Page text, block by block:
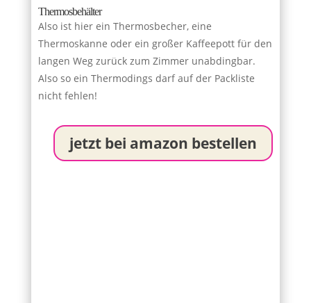
Thermosbehälter
Also ist hier ein Thermosbecher, eine
Thermoskanne oder ein großer Kaffeepott für den
langen Weg zurück zum Zimmer unabdingbar.
Also so ein Thermodings darf auf der Packliste
nicht fehlen!
jetzt bei amazon bestellen